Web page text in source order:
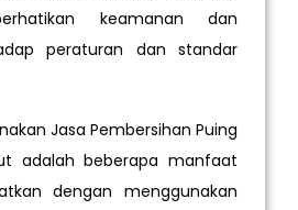
keamanan dan
peraturan dan standar
Jasa Pembersihan Puing
adalah beberapa manfaat
dengan menggunakan